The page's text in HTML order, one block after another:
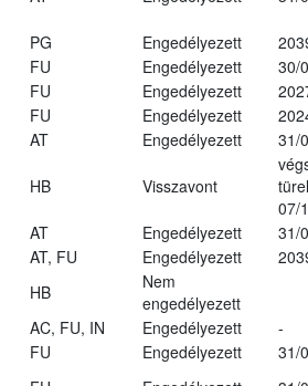
PG Engedélyezett
FU Engedélyezett
30/
FU Engedélyezett
FU Engedélyezett
AT Engedélyezett 31/
HB Visszavont
07/
AT Engedélyezett
31/
AT, FU Engedélyezett
HB
Nem
engedélyezett
AC, FU, IN Engedélyezett
-
FU Engedélyezett
31/